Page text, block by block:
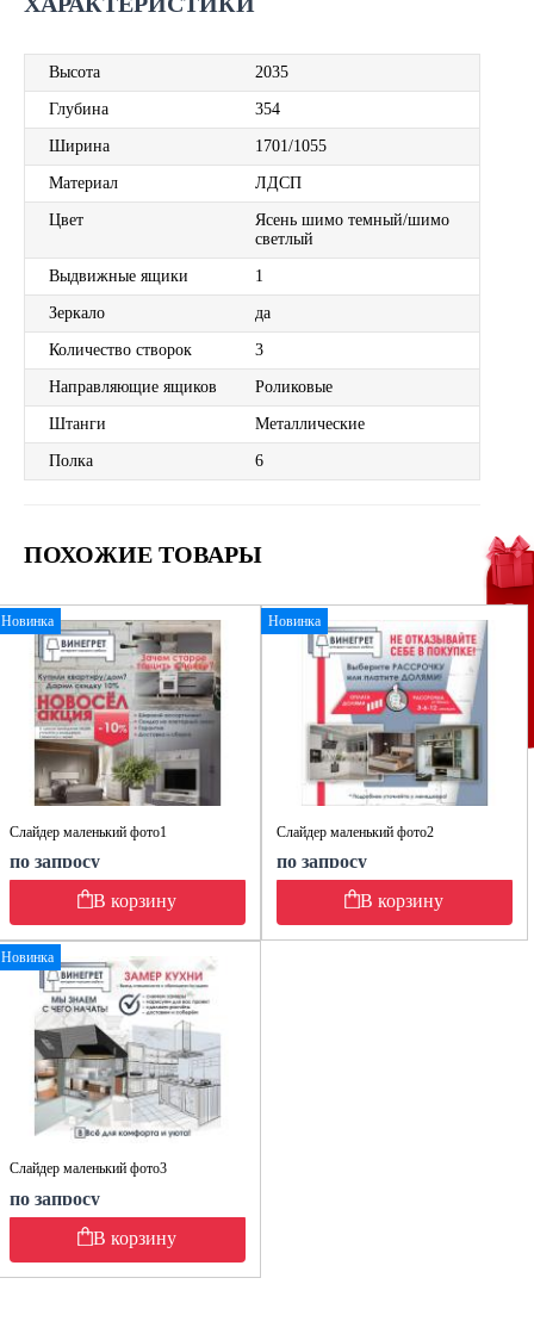
Высота 2035
Глубина 354
Ширина 1701/1055
Материал ЛДСП
Цвет
Ясень шимо темный/шимо
светлый
Выдвижные ящики 1
Зеркало да
Количество створок 3
Направляющие ящиков Роликовые
Штанги Металлические
Полка 6
ПОХОЖИЕ ТОВАРЫ
Новинка
Слайдер маленький фото1
по запросу
В корзину
Новинка
Слайдер маленький фото2
по запросу
В корзину
Новинка
Слайдер маленький фото3
по запросу
В корзину